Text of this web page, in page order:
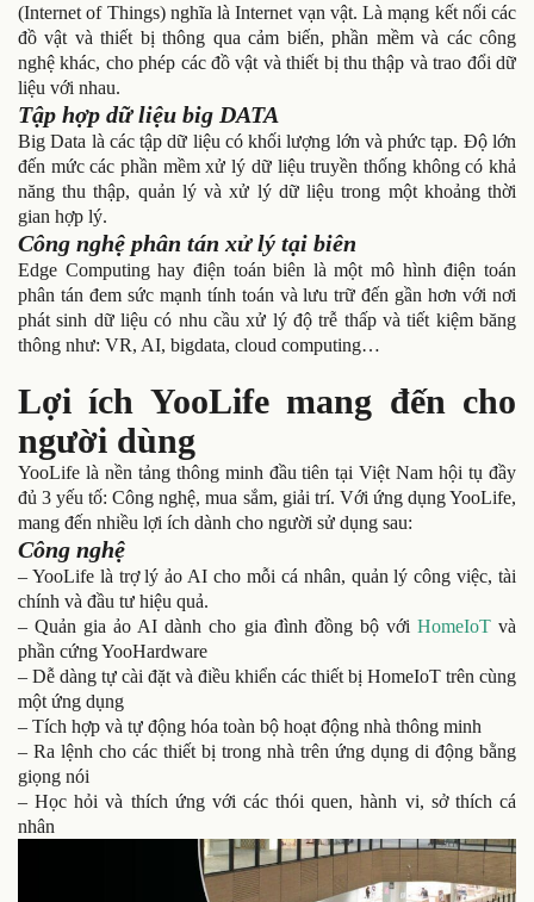
(Internet of Things) nghĩa là Internet vạn vật. Là mạng kết nối các
đồ vật và thiết bị thông qua cảm biến, phần mềm và các công
nghệ khác, cho phép các đồ vật và thiết bị thu thập và trao đổi dữ
liệu với nhau.
Tập hợp dữ liệu big DATA
Big Data là các tập dữ liệu có khối lượng lớn và phức tạp. Độ lớn
đến mức các phần mềm xử lý dữ liệu truyền thống không có khả
năng thu thập, quản lý và xử lý dữ liệu trong một khoảng thời
gian hợp lý.
Công nghệ phân tán xử lý tại biên
Edge Computing hay điện toán biên là một mô hình điện toán
phân tán đem sức mạnh tính toán và lưu trữ đến gần hơn với nơi
phát sinh dữ liệu có nhu cầu xử lý độ trễ thấp và tiết kiệm băng
thông như: VR, AI, bigdata, cloud computing…
Lợi ích YooLife mang đến cho
người dùng
YooLife là nền tảng thông minh đầu tiên tại Việt Nam hội tụ đầy
đủ 3 yếu tố: Công nghệ, mua sắm, giải trí. Với ứng dụng YooLife,
mang đến nhiều lợi ích dành cho người sử dụng sau:
Công nghệ
– YooLife là trợ lý ảo AI cho mỗi cá nhân, quản lý công việc, tài
chính và đầu tư hiệu quả.
– Quản gia ảo AI dành cho gia đình đồng bộ với HomeIoTvà
phần cứng YooHardware
– Dễ dàng tự cài đặt và điều khiển các thiết bị HomeIoT trên cùng
một ứng dụng
– Tích hợp và tự động hóa toàn bộ hoạt động nhà thông minh
– Ra lệnh cho các thiết bị trong nhà trên ứng dụng di động bằng
giọng nói
– Học hỏi và thích ứng với các thói quen, hành vi, sở thích cá
nhân